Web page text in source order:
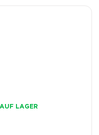
AUF LAGER